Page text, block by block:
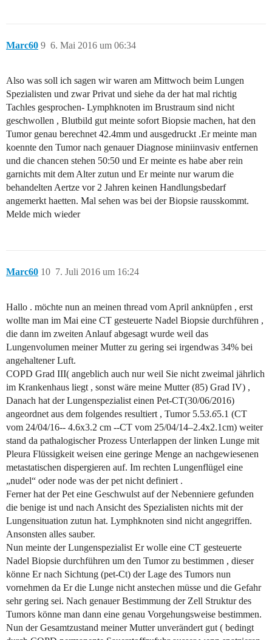
Marc60 6. Mai 2016 um 06:34
9
Also was soll ich sagen wir waren am Mittwoch beim Lungen
Spezialisten und zwar Privat und siehe da der hat mal richtig
Tachles gesprochen- Lymphknoten im Brustraum sind nicht
geschwollen , Blutbild gut meinte sofort Biopsie machen, hat den
Tumor genau berechnet 42.4mm und ausgedruckt .Er meinte man
koennte den Tumor nach genauer Diagnose miniinvasiv entfernen
und die chancen stehen 50:50 und Er meinte es habe aber rein
garnichts mit dem Alter zutun und Er meinte nur warum die
behandelten Aertze vor 2 Jahren keinen Handlungsbedarf
angemerkt haetten. Mal sehen was bei der Biopsie rausskommt.
Melde mich wieder
Marc60 7. Juli 2016 um 16:24
10
Hallo . möchte nun an meinen thread vom April anknüpfen , erst
wollte man im Mai eine CT gesteuerte Nadel Biopsie durchführen ,
die dann im zweiten Anlauf abgesagt wurde weil das
Lungenvolumen meiner Mutter zu gering sei irgendwas 34% bei
angehaltener Luft.
COPD Grad III( angeblich auch nur weil Sie nicht zweimal jährlich
im Krankenhaus liegt , sonst wäre meine Mutter (85) Grad IV) ,
Danach hat der Lungenspezialist einen Pet-CT(30/06/2016)
angeordnet aus dem folgendes resultiert , Tumor 5.53.65.1 (CT
vom 24/04/16-- 4.6x3.2 cm --CT vom 25/04/14–2.4x2.1cm) weiter
stand da pathalogischer Prozess Unterlappen der linken Lunge mit
Pleura Flüssigkeit weisen eine geringe Menge an nachgewiesenen
metastatischen dispergieren auf. Im rechten Lungenflügel eine
„nudel“ oder node was der pet nicht definiert .
Ferner hat der Pet eine Geschwulst auf der Nebenniere gefunden
die benige ist und nach Ansicht des Spezialisten nichts mit der
Lungensituation zutun hat. Lymphknoten sind nicht angegriffen.
Ansonsten alles sauber.
Nun meinte der Lungenspezialist Er wolle eine CT gesteuerte
Nadel Biopsie durchführen um den Tumor zu bestimmen , dieser
könne Er nach Sichtung (pet-Ct) der Lage des Tumors nun
vornehmen da Er die Lunge nicht anstechen müsse und die Gefahr
sehr gering sei. Nach genauer Bestimmung der Zell Struktur des
Tumors könne man dann eine genau Vorgehungsweise bestimmen.
Nun der Gesamtzustand meiner Mutter unverändert gut ( bedingt